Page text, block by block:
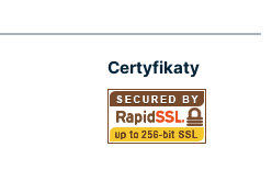
Certyfikaty